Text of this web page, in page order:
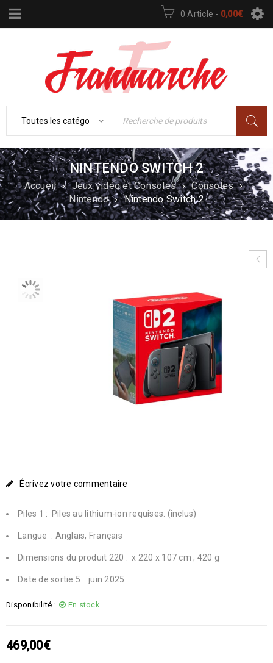
0 Article - 0,00€
NINTENDO SWITCH 2
Accueil › Jeux vidéo et Consoles › Consoles ›
Nintendo › Nintendo Switch 2
Écrivez votre commentaire
Piles ‏ : 1 Piles au lithium-ion requises. (inclus)
Langue ‏ : Anglais, Français
Dimensions du produit ‏ : 220 x 220 x 107 cm ; 420 g
Date de sortie ‏ : 5 juin 2025
Disponibilité : En stock
469,00€